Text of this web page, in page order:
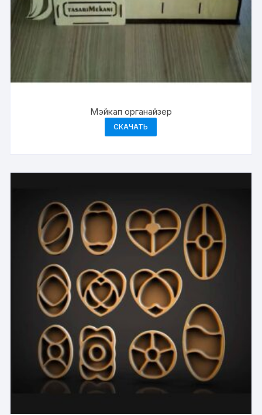
Мэйкап органайзер
СКАЧАТЬ